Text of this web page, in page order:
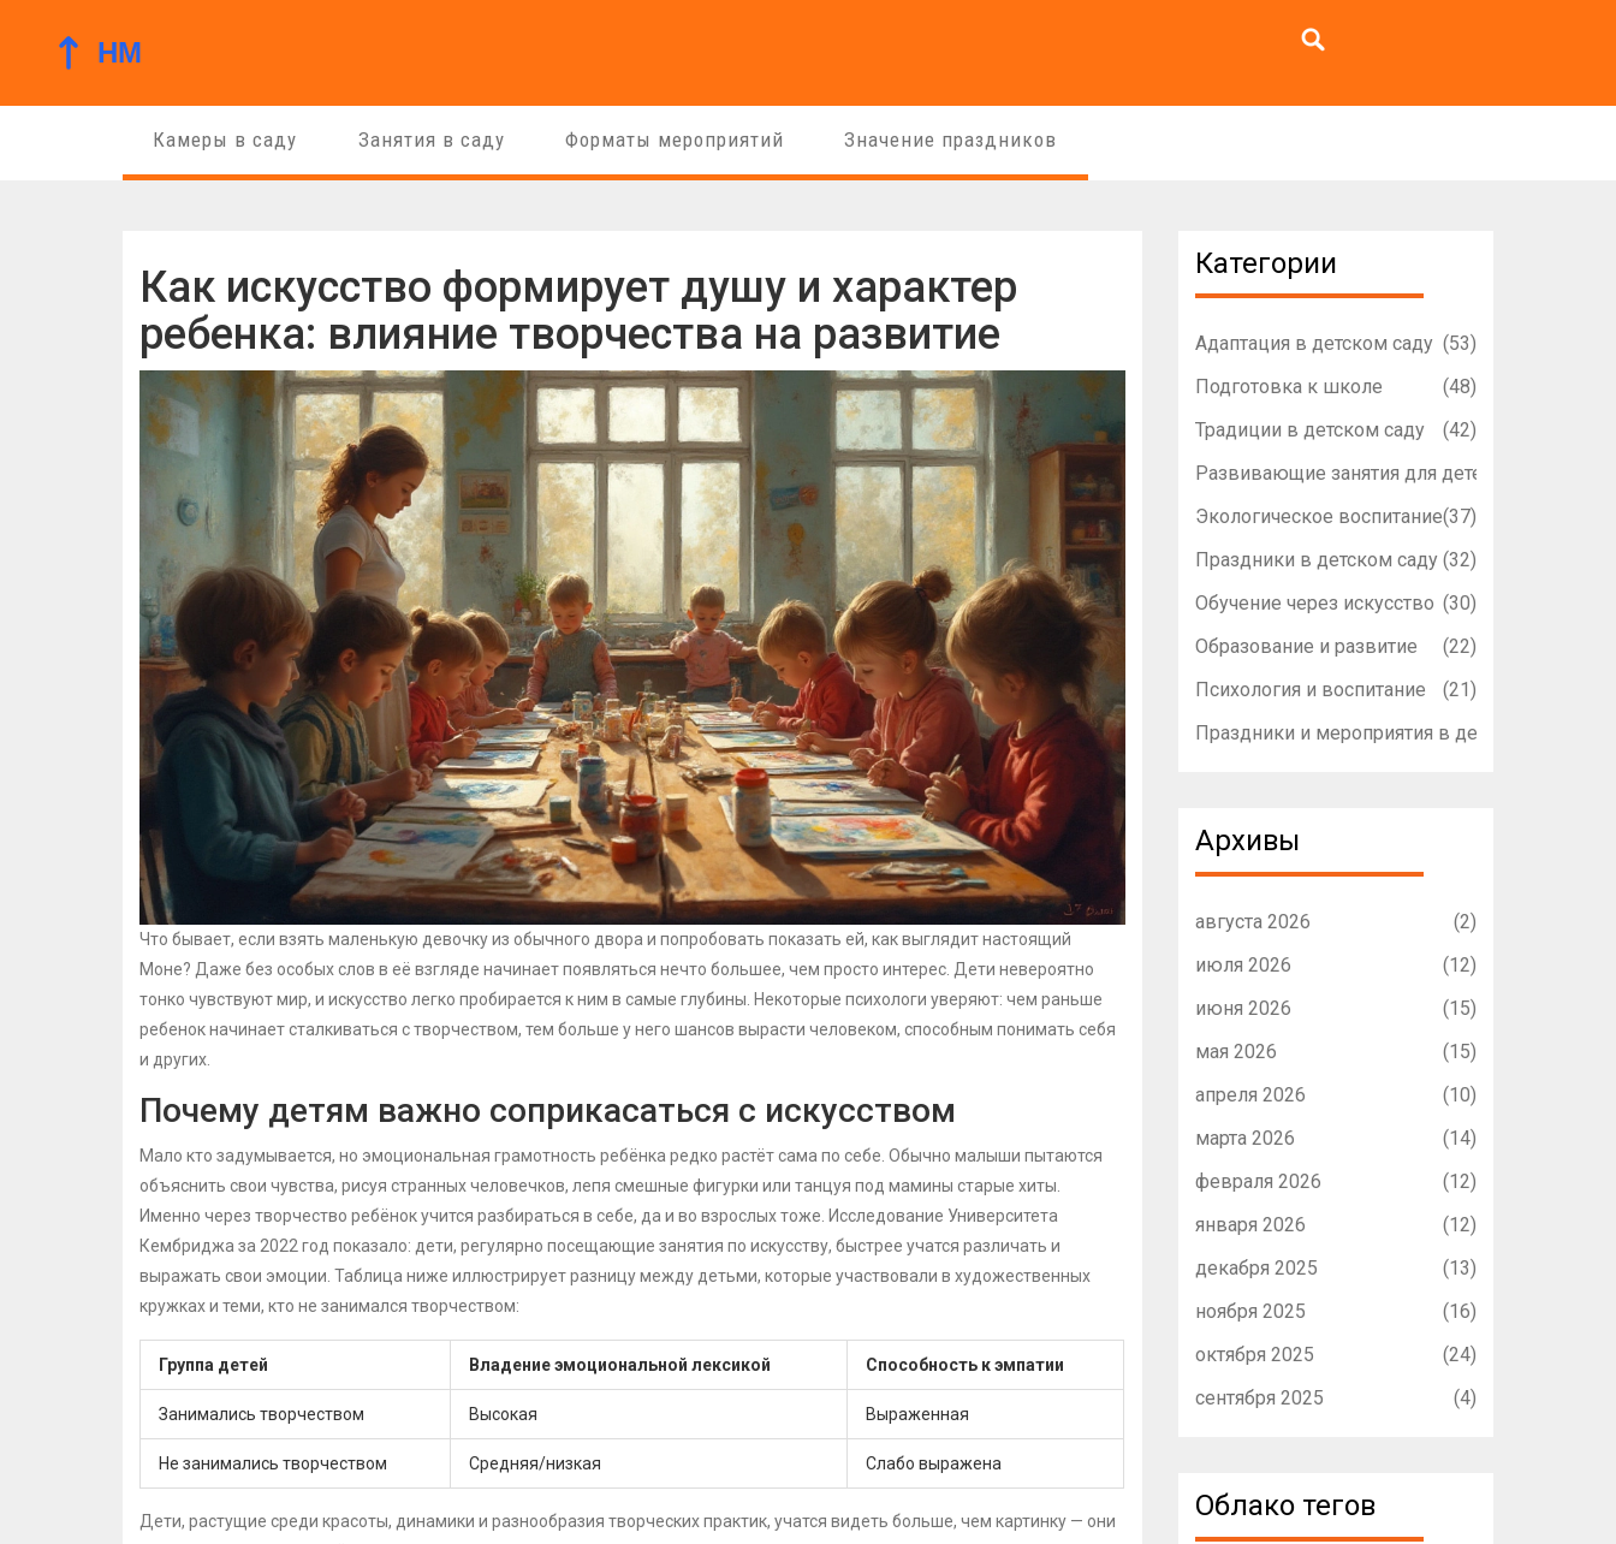
Камеры в саду Занятия в саду Форматы мероприятий Значение праздников
Как искусство формирует душу и характер
ребенка: влияние творчества на развитие
Что бывает, если взять маленькую девочку из обычного двора и попробовать показать ей, как выглядит настоящий
Моне? Даже без особых слов в её взгляде начинает появляться нечто большее, чем просто интерес. Дети невероятно
тонко чувствуют мир, и искусство легко пробирается к ним в самые глубины. Некоторые психологи уверяют: чем раньше
ребенок начинает сталкиваться с творчеством, тем больше у него шансов вырасти человеком, способным понимать себя
и других.
Почему детям важно соприкасаться с искусством
Мало кто задумывается, но эмоциональная грамотность ребёнка редко растёт сама по себе. Обычно малыши пытаются
объяснить свои чувства, рисуя странных человечков, лепя смешные фигурки или танцуя под мамины старые хиты.
Именно через творчество ребёнок учится разбираться в себе, да и во взрослых тоже. Исследование Университета
Кембриджа за 2022 год показало: дети, регулярно посещающие занятия по искусству, быстрее учатся различать и
выражать свои эмоции. Таблица ниже иллюстрирует разницу между детьми, которые участвовали в художественных
кружках и теми, кто не занимался творчеством:
Группа детей Владение эмоциональной лексикой Способность к эмпатии
Занимались творчеством Высокая Выраженная
Не занимались творчеством Средняя/низкая Слабо выражена
Дети, растущие среди красоты, динамики и разнообразия творческих практик, учатся видеть больше, чем картинку — они
Категории
Адаптация в детском саду (53)
Подготовка к школе
(48)
Традиции в детском саду
(42)
Развивающие занятия для детей
Экологическое воспитание(37)
Праздники в детском саду (32)
Обучение через искусство (30)
Образование и развитие
(22)
Психология и воспитание
(21)
Праздники и мероприятия в детском садике
Архивы
августа 2026
(2)
июля 2026
(12)
июня 2026
(15)
мая 2026
(15)
апреля 2026
(10)
марта 2026
(14)
февраля 2026
(12)
января 2026
(12)
декабря 2025
(13)
ноября 2025
(16)
октября 2025
(24)
сентября 2025
(4)
Облако тегов